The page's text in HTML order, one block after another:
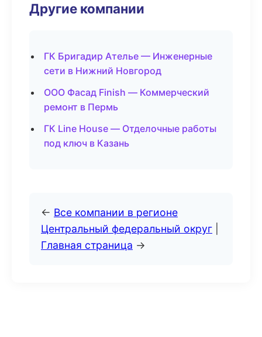
Другие компании
ГК Бригадир Ателье — Инженерные
сети в Нижний Новгород
ООО Фасад Finish — Коммерческий
ремонт в Пермь
ГК Line House — Отделочные работы
под ключ в Казань
← Все компании в регионе
Центральный федеральный округ
Главная страница →